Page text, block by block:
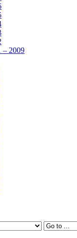
– 2009